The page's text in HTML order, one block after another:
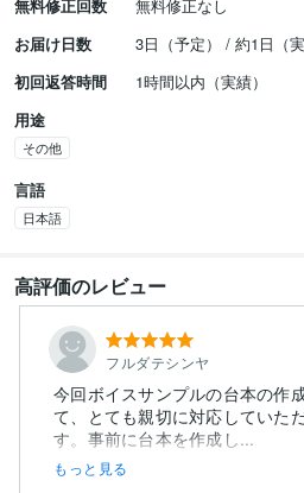
無料修正回数
無料修正なし
お届け日数
3日（予定） / 約1日（実
初回返答時間
1時間以内（実績）
用途
その他
言語
日本語
高評価のレビュー
フルダテシンヤ
今回ボイスサンプルの台本の作
て、とても親切に対応していた
す。事前に台本を作成し...
もっと見る